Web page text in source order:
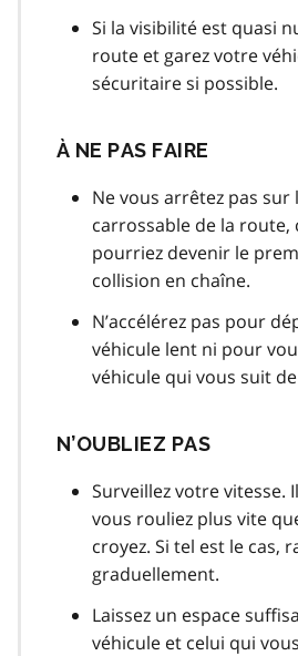
Si la visibilité est quasi
route et garez votre
sécuritaire si possible.
À NE PAS FAIRE
Ne vous arrêtez pas sur
carrossable de la route,
pourriez devenir le
collision en chaîne.
N’accélérez pas pour
véhicule lent ni pour
véhicule qui vous suit
N’OUBLIEZ PAS
Surveillez votre vitesse.
vous rouliez plus vite
croyez. Si tel est le cas,
graduellement.
Laissez un espace
véhicule et celui qui